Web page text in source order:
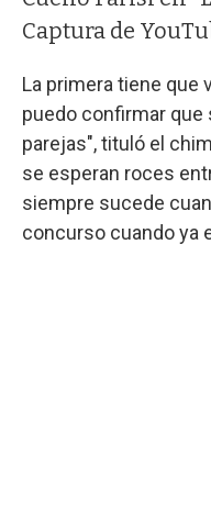
Captura de
La primera tiene que
puedo confirmar que
parejas", tituló el
se esperan roces
siempre sucede
concurso cuando ya